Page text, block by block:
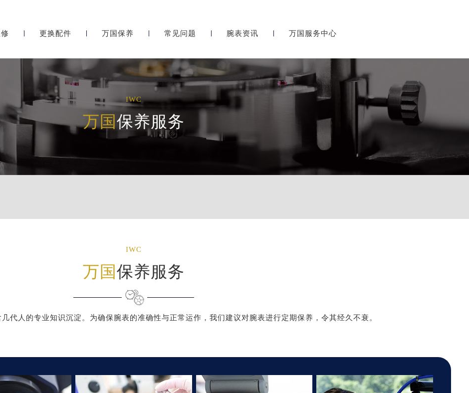
更换配件 万国保养 常见问题 腕表资讯 万国服务中心
IWC
万国保养服务
IWC
万国保养服务
代人的专业知识沉淀。为确保腕表的准确性与正常运作，我们建议对腕表进行定期保养，令其经久不衰。